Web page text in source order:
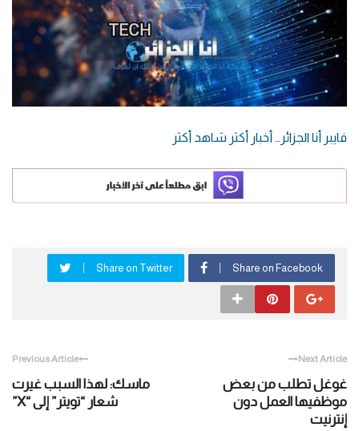
فايبر أنا الجزائر… أخبار أكثر شاهد أكثر
Share on Facebook
Share on Twitter
Previous Article
ماسك: لهذا السبب غيرت
شعار “تويتر” إلى “X”
Next Article
غوغل تطلب من بعض
موظفيها العمل دون
إنترنيت